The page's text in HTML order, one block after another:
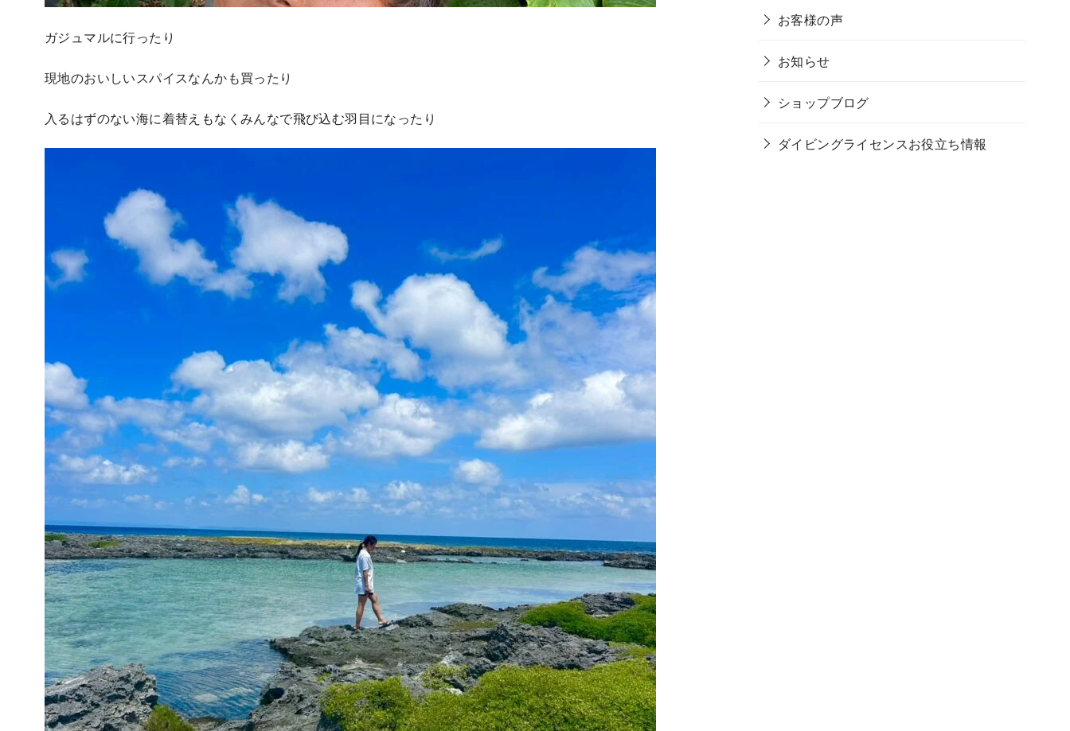
ガジュマルに行ったり
現地のおいしいスパイスなんかも買ったり
入るはずのない海に着替えもなくみんなで飛び込む羽目になったり
お客様の声
お知らせ
ショップブログ
ダイビングライセンスお役立ち情報